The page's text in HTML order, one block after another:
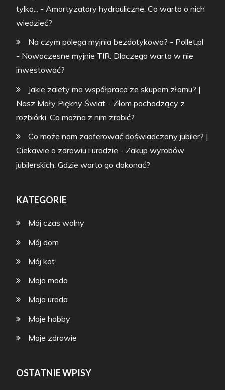
tylko...
- Amortyzatory hydrauliczne. Co warto o nich
wiedzieć?
Na czym polega myjnia bezdotykowa? - Pollet.pl
- Nowoczesne myjnie TIR. Dlaczego warto w nie
inwestować?
Jakie zalety ma współpraca ze skupem złomu? |
Nasz Mały Piękny Świat - Złom pochodzący z
rozbiórki. Co można z nim zrobić?
Co może nam zaoferować doświadczony jubiler? |
Ciekawie o zdrowiu i urodzie - Zakup wyrobów
jubilerskich. Gdzie warto go dokonać?
KATEGORIE
Mój czas wolny
Mój dom
Mój kot
Moja moda
Moja uroda
Moje hobby
Moje zdrowie
OSTATNIE WPISY